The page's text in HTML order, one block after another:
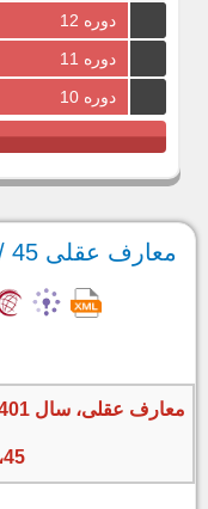
دوره 12
دوره 11
دوره 10
معارف عقلی 45 / پاییز و زمستان 1401
45، 134 صفحه